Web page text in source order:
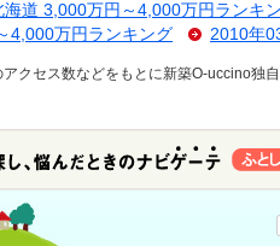
道 3,000万円～4,000万円ランキ
万円ランキング
2010年
クセス数などをもとに新築O-uccino独